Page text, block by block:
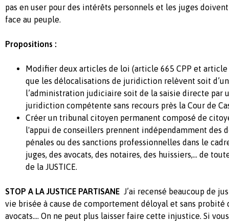
pas en user pour des intérêts personnels et les juges
face au peuple.
Propositions :
Modifier deux articles de loi (article 665 CPP et article
que les délocalisations de juridiction relèvent soit
l’administration judiciaire soit de la saisie directe par
juridiction compétente sans recours près la Cour de
Créer un tribunal citoyen permanent composé de
l'appui de conseillers prennent indépendamment des
pénales ou des sanctions professionnelles dans le
juges, des avocats, des notaires, des huissiers,... de
de la JUSTICE.
STOP A LA JUSTICE PARTISANE J’ai recensé beaucoup de
vie brisée à cause de comportement déloyal et sans probité
avocats.... On ne peut plus laisser faire cette injustice. Si